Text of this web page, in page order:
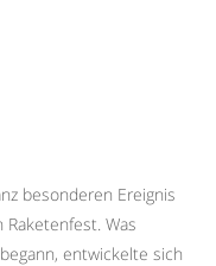
besonderen Ereignis
Was
entwickelte sich